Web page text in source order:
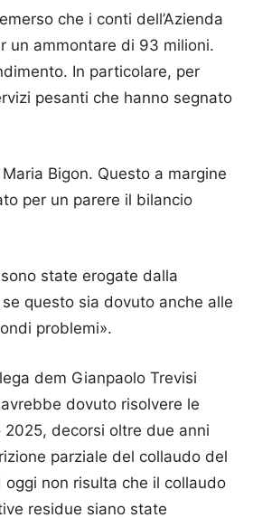
che i conti dell’Azienda
un ammontare di 93 milioni.
In particolare, per
pesanti che hanno segnato
Bigon. Questo a margine
per un parere il bilancio
state erogate dalla
questo sia dovuto anche alle
problemi».
dem Gianpaolo Trevisi
dovuto risolvere le
decorsi oltre due anni
parziale del collaudo del
oggi non risulta che il collaudo
residue siano state